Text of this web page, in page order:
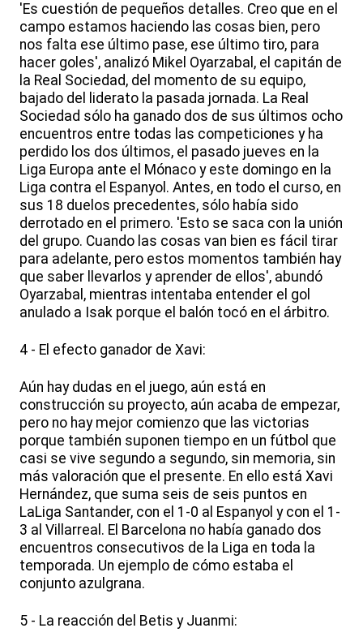
'Es cuestión de pequeños detalles. Creo que en el
campo estamos haciendo las cosas bien, pero
nos falta ese último pase, ese último tiro, para
hacer goles', analizó Mikel Oyarzabal, el capitán de
la Real Sociedad, del momento de su equipo,
bajado del liderato la pasada jornada. La Real
Sociedad sólo ha ganado dos de sus últimos ocho
encuentros entre todas las competiciones y ha
perdido los dos últimos, el pasado jueves en la
Liga Europa ante el Mónaco y este domingo en la
Liga contra el Espanyol. Antes, en todo el curso, en
sus 18 duelos precedentes, sólo había sido
derrotado en el primero. 'Esto se saca con la unión
del grupo. Cuando las cosas van bien es fácil tirar
para adelante, pero estos momentos también hay
que saber llevarlos y aprender de ellos', abundó
Oyarzabal, mientras intentaba entender el gol
anulado a Isak porque el balón tocó en el árbitro.
4 - El efecto ganador de Xavi:
Aún hay dudas en el juego, aún está en
construcción su proyecto, aún acaba de empezar,
pero no hay mejor comienzo que las victorias
porque también suponen tiempo en un fútbol que
casi se vive segundo a segundo, sin memoria, sin
más valoración que el presente. En ello está Xavi
Hernández, que suma seis de seis puntos en
LaLiga Santander, con el 1-0 al Espanyol y con el 1-
3 al Villarreal. El Barcelona no había ganado dos
encuentros consecutivos de la Liga en toda la
temporada. Un ejemplo de cómo estaba el
conjunto azulgrana.
5 - La reacción del Betis y Juanmi: